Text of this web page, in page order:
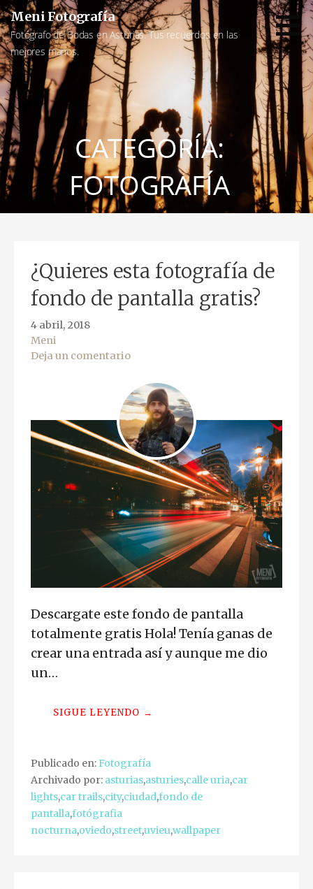
Saltar
al
contenido
Meni Fotografía
Fotógrafo de Bodas en Asturias. Tus recuerdos en las
mejores manos.
CATEGORÍA:
FOTOGRAFÍA
¿Quieres esta fotografía de
fondo de pantalla gratis?
4 abril, 2018
Meni
Deja un comentario
Descargate este fondo de pantalla
totalmente gratis Hola! Tenía ganas de
crear una entrada así y aunque me dio
un…
SIGUE LEYENDO →
Publicado en:Fotografía
Archivado por: asturias,asturies,calle uria,car
lights,car trails,city,ciudad,fondo de
pantalla,fotógrafia
nocturna,oviedo,street,uvieu,wallpaper